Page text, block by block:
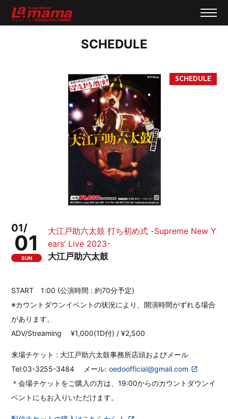
SCHEDULE
01/
01
SUN
大江戸助六太鼓 打ち初め式 -Supreme New Y
ears’ Live 2023-
大江戸助六太鼓
START 1:00 (公演時間 : 約70分予定)
※カウントダウンイベントの状況により、開演時間がずれる場合
があります。
ADV/Streaming ¥1,000(1D付) / ¥2,500
来場チケット : 大江戸助六太鼓事務所店頭およびメール
Tel:03-3255-3484 メール:oedoofficial@gmail.com
＊会場チケットをご購入の方は、19:00からのカウントダウンイ
ベントにもお入りいただけます。